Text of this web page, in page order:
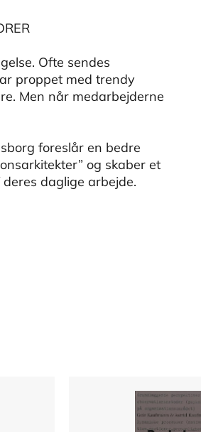
Ofte sendes
proppet med trendy
Men når medarbejderne
foreslår en bedre
og skaber et
daglige arbejde.